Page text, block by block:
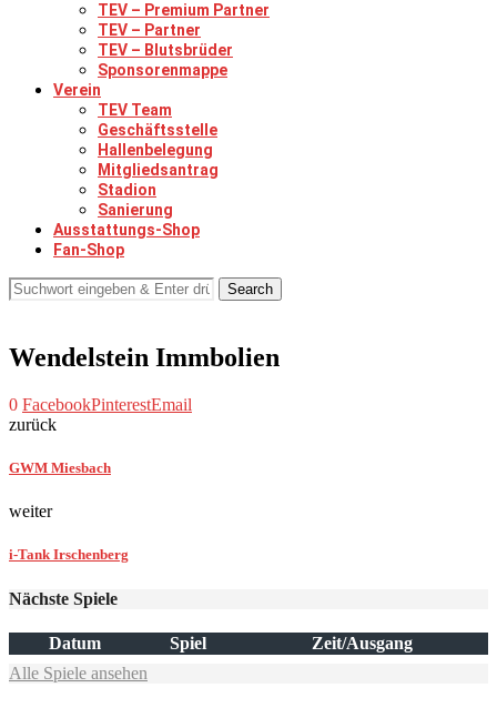
TEV – Premium Partner
TEV – Partner
TEV – Blutsbrüder
Sponsorenmappe
Verein
TEV Team
Geschäftsstelle
Hallenbelegung
Mitgliedsantrag
Stadion
Sanierung
Ausstattungs-Shop
Fan-Shop
Search
Wendelstein Immbolien
0 FacebookPinterestEmail
zurück
GWM Miesbach
weiter
i-Tank Irschenberg
Nächste Spiele
Datum Spiel
Zeit/Ausgang
Alle Spiele ansehen